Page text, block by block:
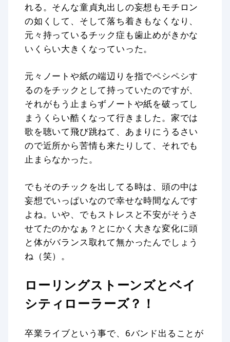
れる。そんな童貞丸出しの妄想もモチロン
の如くして、そして落ち着きもなくなり、
元々持っているチック症も歯止めがきかな
いくらい大きくなっていった。
元々ノートや紙の端辺りを指でペシペシす
るのをチックとして持っていたのですが、
それがもう止まらずノートや紙を破ってし
まうくらい酷くなって行きました。家では
歌を聴いて飛び跳ねて、あまりにうるさい
ので近所から苦情も来たりして、それでも
止まらなかった。
でもそのチックを出してる時は、頭の中は
妄想でいっぱいなので幸せな時間なんです
よね。いや、でもストレスと不安がそうさ
せてたのかなぁ？とにかく大きな変化に頭
と体がバランス取れて無かったんでしょう
ね（笑）。
ローリングストーンズとベイ
シティローラーズ？！
卒業ライブという事で、6バンド出ることが